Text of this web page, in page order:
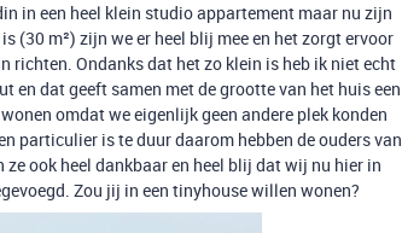
in een heel klein studio appartement maar nu zijn
(30 m²) zijn we er heel blij mee en het zorgt ervoor
richten. Ondanks dat het zo klein is heb ik niet echt
en dat geeft samen met de grootte van het huis een
omdat we eigenlijk geen andere plek konden
particulier is te duur daarom hebben de ouders van
ook heel dankbaar en heel blij dat wij nu hier in
Zou jij in een tinyhouse willen wonen?